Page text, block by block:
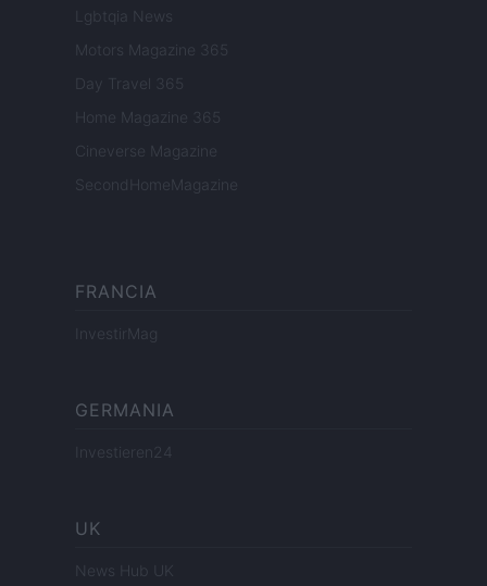
Lgbtqia News
Motors Magazine 365
Day Travel 365
Home Magazine 365
Cineverse Magazine
SecondHomeMagazine
FRANCIA
InvestirMag
GERMANIA
Investieren24
UK
News Hub UK